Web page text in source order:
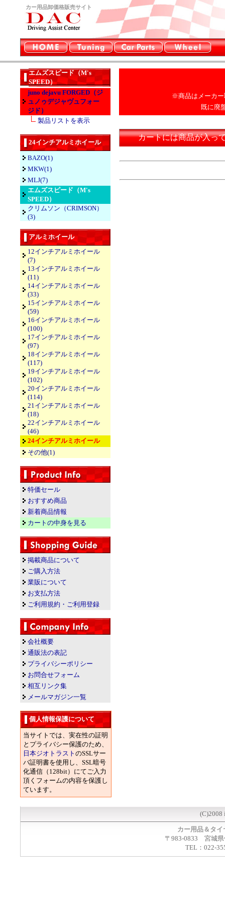
カー用品卸価格販売サイト
エムズスピード（M's
SPEED）
juno dejavu FORGED（ジ
ュノゥデジャヴュフォー
ジド）
製品リストを表示
24インチアルミホイール
BAZO(1)
MKW(1)
MLJ(7)
エムズスピード（M's
SPEED）
クリムソン（CRIMSON）
(3)
アルミホイール
12インチアルミホイール
(7)
13インチアルミホイール
(11)
14インチアルミホイール
(33)
15インチアルミホイール
(59)
16インチアルミホイール
(100)
17インチアルミホイール
(97)
18インチアルミホイール
(117)
19インチアルミホイール
(102)
20インチアルミホイール
(114)
21インチアルミホイール
(18)
22インチアルミホイール
(46)
24インチアルミホイール
その他(1)
特価セール
おすすめ商品
新着商品情報
カートの中身を見る
掲載商品について
ご購入方法
業販について
お支払方法
ご利用規約・ご利用登録
会社概要
通販法の表記
プライバシーポリシー
お問合せフォーム
相互リンク集
メールマガジン一覧
個人情報保護について
当サイトでは、実在性の証明
とプライバシー保護のため、
日本ジオトラスト のSSLサー
バ証明書を使用し、SSL暗号
化通信（128bit）にてご入力
頂くフォームの内容を保護し
ています。
※商品はメーカー
既に廃
カートには商品が入っ
(C)2008
カー用品＆タ
〒983-0833 宮城県
TEL：022-